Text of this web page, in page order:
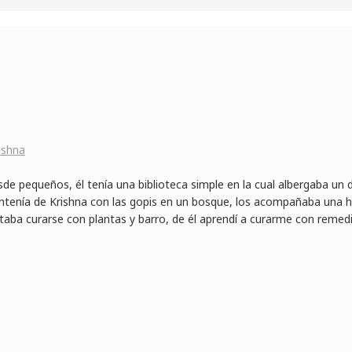
pequeños, él tenía una biblioteca simple en la cual albergaba
de Krishna con las gopis en un bosque, los acompañaba
curarse con plantas y barro, de él aprendí a curarme con